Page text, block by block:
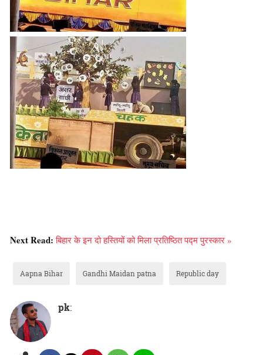
Next Read:बिहार के इन दो हस्तियों को मिला प्रतिष्ठित पद्म पुरस्कार »
Aapna Bihar Gandhi Maidan patna Republic day
pk: